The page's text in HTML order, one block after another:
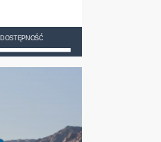
DOSTĘPNOŚĆ